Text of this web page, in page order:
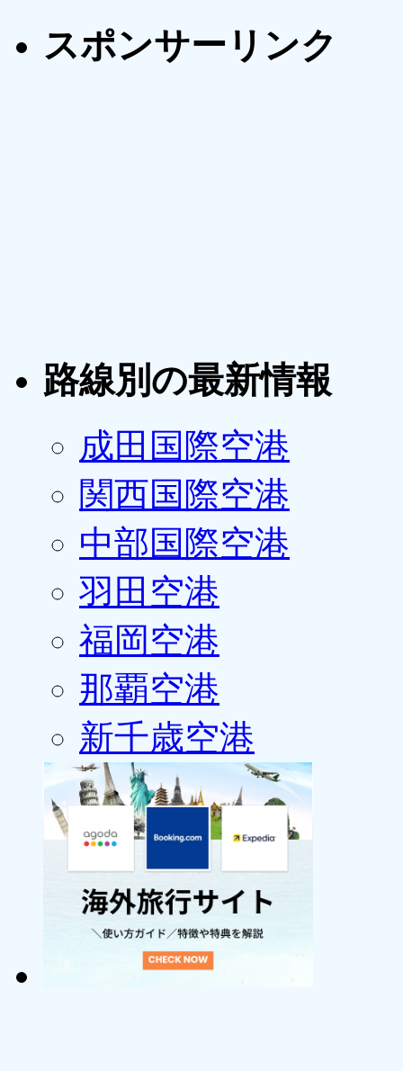
スポンサーリンク
路線別の最新情報
成田国際空港
関西国際空港
中部国際空港
羽田空港
福岡空港
那覇空港
新千歳空港